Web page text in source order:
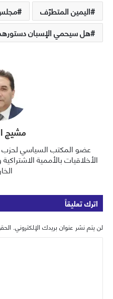
اليمين المتطرّف
هل سيحمي الإسبان
مشيج
عضو المكتب السياسي لحزب
الأخلاقيات بالأممية
اترك تعليقاً
لن يتم نشر عنوان بريدك الإلكتروني.